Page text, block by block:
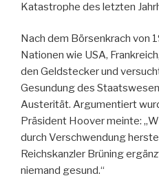
Katastrophe des letzten
Nach dem Börsenkrach von
Nationen wie USA,
den Geldstecker und
Gesundung des
Austerität. Argumentiert
Präsident Hoover meinte:
durch Verschwendung
Reichskanzler Brüning
niemand gesund.“